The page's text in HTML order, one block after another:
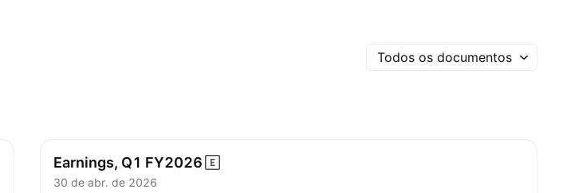
Todos os documentos
Earnings, Q1 FY2026
30 de abr. de 2026